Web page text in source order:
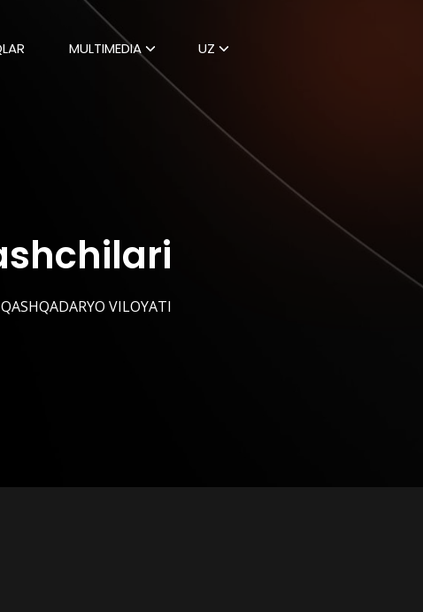
MULTIMEDIA UZ
QASHQADARYO VILOYATI